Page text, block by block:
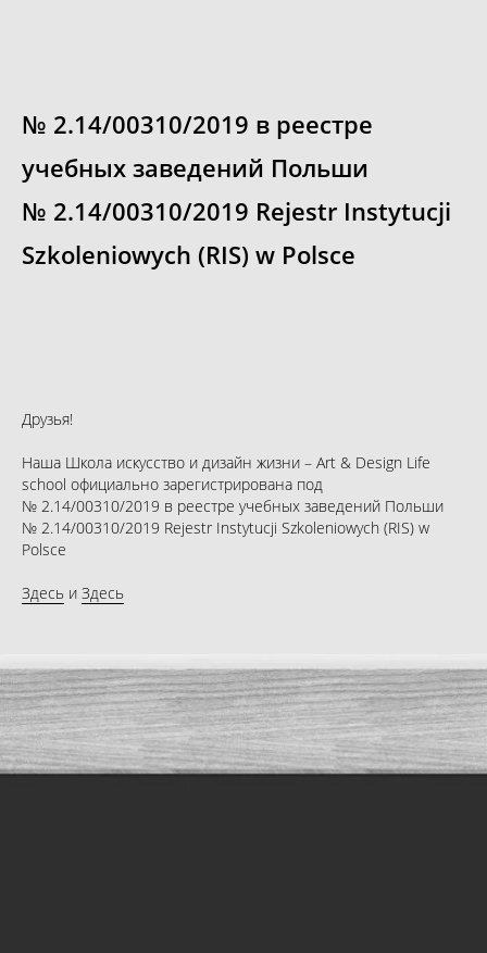
№ 2.14/00310/2019 в реестре
учебных заведений Польши
№ 2.14/00310/2019 Rejestr Instytucji
Szkoleniowych (RIS) w Polsce
Друзья!
Наша Школа искусство и дизайн жизни – Art & Design Life
school официально зарегистрирована под
№ 2.14/00310/2019 в реестре учебных заведений Польши
№ 2.14/00310/2019 Rejestr Instytucji Szkoleniowych (RIS) w
Polsce
Здесь и Здесь